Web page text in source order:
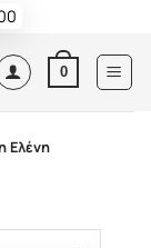
0
Ελένη